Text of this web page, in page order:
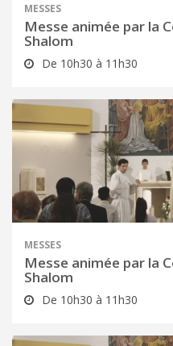
MESSES
Messe animée par la
Shalom
De 10h30 à 11h30
MESSES
Messe animée par la
Shalom
De 10h30 à 11h30